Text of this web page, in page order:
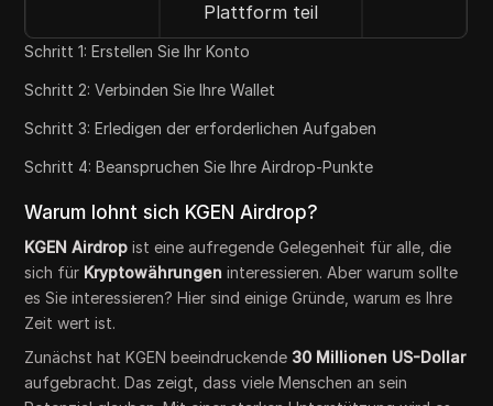
Plattform teil
Schritt 1: Erstellen Sie Ihr Konto
Schritt 2: Verbinden Sie Ihre Wallet
Schritt 3: Erledigen der erforderlichen Aufgaben
Schritt 4: Beanspruchen Sie Ihre Airdrop-Punkte
Warum lohnt sich KGEN Airdrop?
KGEN Airdrop ist eine aufregende Gelegenheit für alle, die
sich für Kryptowährungen interessieren. Aber warum sollte
es Sie interessieren? Hier sind einige Gründe, warum es Ihre
Zeit wert ist.
Zunächst hat KGEN beeindruckende 30 Millionen US-Dollar
aufgebracht. Das zeigt, dass viele Menschen an sein